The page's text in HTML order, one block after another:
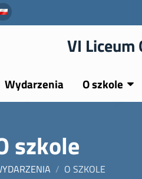
VI Liceum
Wydarzenia O szkole
szkole
/ O SZKOLE